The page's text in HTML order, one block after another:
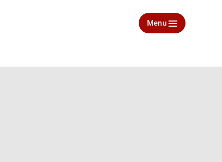
Menu